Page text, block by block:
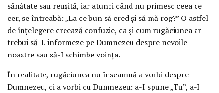
sănătate sau reușită, iar atunci când nu primesc ceea ce
cer, se întreabă: „La ce bun să cred și să mă rog?” O astfel
de înțelegere creează confuzie, ca și cum rugăciunea ar
trebui să-L informeze pe Dumnezeu despre nevoile
noastre sau să-I schimbe voința.
În realitate, rugăciunea nu înseamnă a vorbi despre
Dumnezeu, ci a vorbi cu Dumnezeu: a-I spune „Tu”, a-I